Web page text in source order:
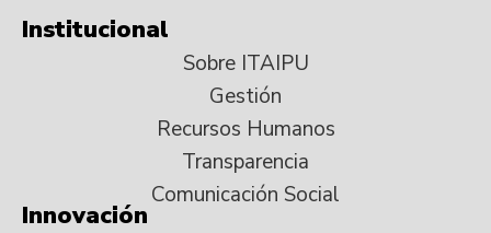
Institucional
Sobre ITAIPU
Gestión
Recursos Humanos
Transparencia
Comunicación Social
Innovación